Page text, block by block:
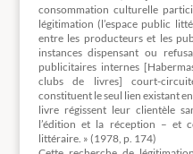
consommation culturelle
légitimation (l’espace public
entre les producteurs et les
instances dispensant ou
publicitaires internes
clubs de livres] court-
constituent le seul lien existant
livre régissent leur clientèle
l’édition et la réception – et
littéraire. » (1978, p. 174)